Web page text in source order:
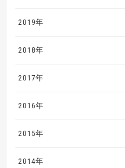
2019年
2018年
2017年
2016年
2015年
2014年